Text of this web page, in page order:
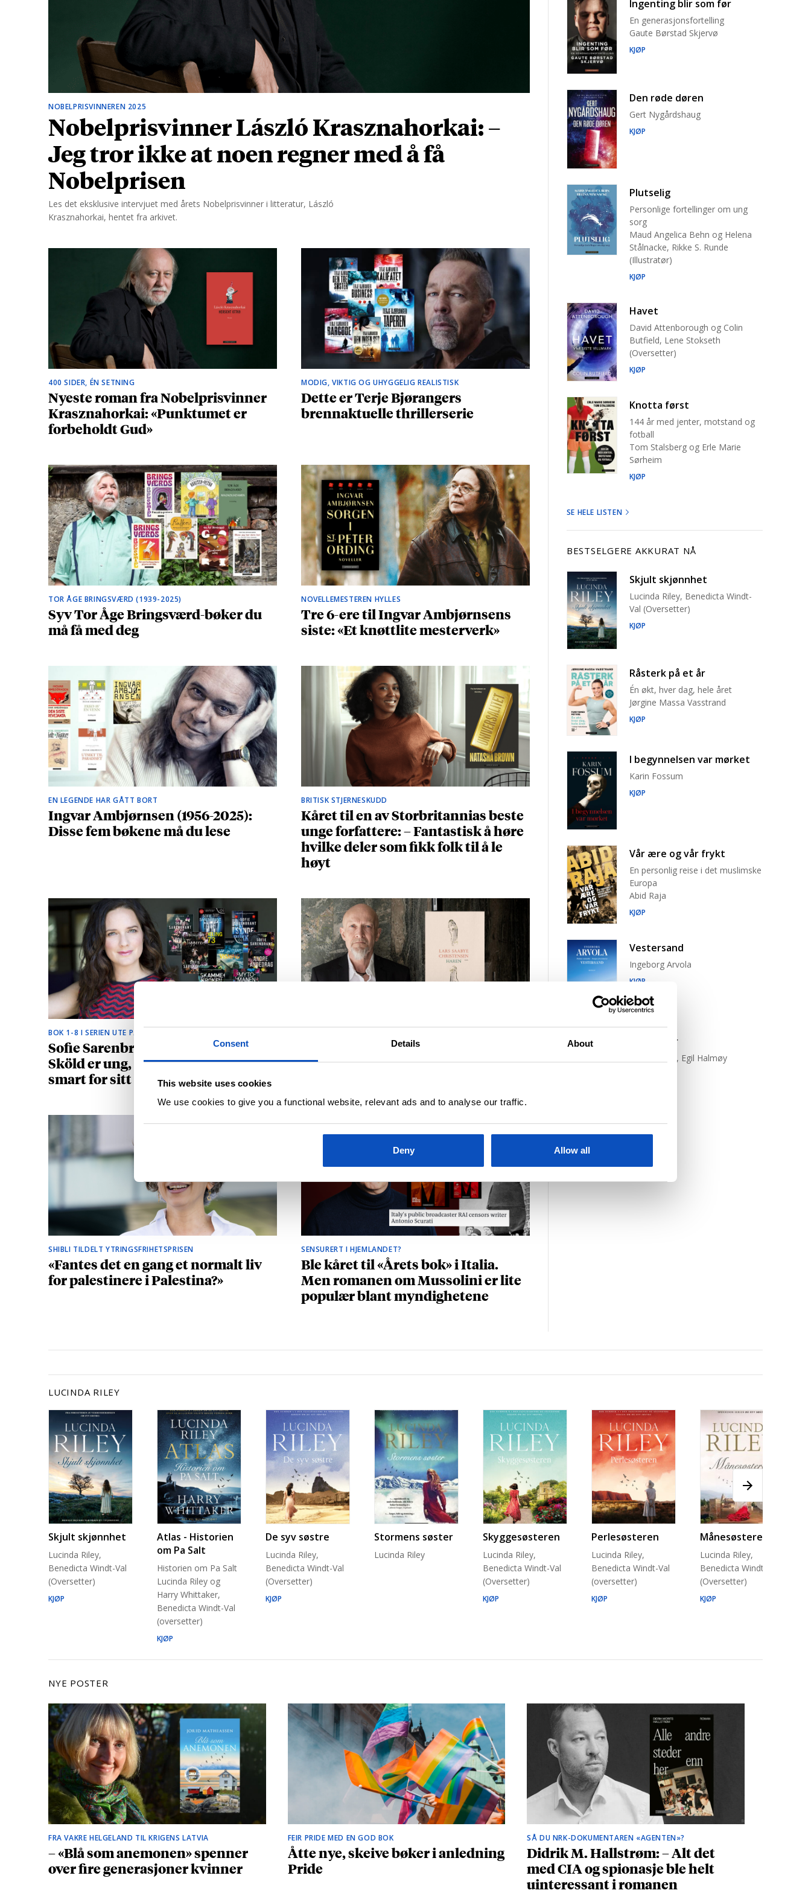
Consent Details About
This website uses cookies
We use cookies to give you a functional website, relevant ads and to analyse our traffic.
Deny Allow all
NOBELPRISVINNEREN 2025
Nobelprisvinner László Krasznahorkai: –
Jeg tror ikke at noen regner med å få
Nobelprisen
Les det eksklusive intervjuet med årets Nobelprisvinner i litteratur, László
Krasznahorkai, hentet fra arkivet.
400 SIDER, ÉN SETNING
Nyeste roman fra Nobelprisvinner
Krasznahorkai: «Punktumet er
forbeholdt Gud»
MODIG, VIKTIG OG UHYGGELIG REALISTISK
Dette er Terje Bjørangers
brennaktuelle thrillerserie
TOR ÅGE BRINGSVÆRD (1939-2025)
Syv Tor Åge Bringsværd-bøker du
må få med deg
NOVELLEMESTEREN HYLLES
Tre 6-ere til Ingvar Ambjørnsens
siste: «Et knøttlite mesterverk»
EN LEGENDE HAR GÅTT BORT
Ingvar Ambjørnsen (1956-2025):
Disse fem bøkene må du lese
BRITISK STJERNESKUDD
Kåret til en av Storbritannias beste
unge forfattere: – Fantastisk å høre
hvilke deler som fikk folk til å le
høyt
BOK 1-8 I SERIEN UTE PÅ NORSK
Sofie Sarenbrants krimhelt Emma
Sköld er ung, vakker og litt for
smart for sitt eget beste
Lars Saabye Christensens «Haren»
er full av setninger du vil spare på
SHIBLI TILDELT YTRINGSFRIHETSPRISEN
«Fantes det en gang et normalt liv
for palestinere i Palestina?»
SENSURERT I HJEMLANDET?
Ble kåret til «Årets bok» i Italia.
Men romanen om Mussolini er lite
populær blant myndighetene
Ingenting blir som før
En generasjonsfortelling
Gaute Børstad Skjervø
KJØP
Den røde døren
Gert Nygårdshaug
KJØP
Plutselig
Personlige fortellinger om ung
sorg
Maud Angelica Behn og Helena
Stålnacke, Rikke S. Runde
(Illustratør)
KJØP
Havet
David Attenborough og Colin
Butfield, Lene Stokseth
(Oversetter)
KJØP
Knotta først
144 år med jenter, motstand og
fotball
Tom Stalsberg og Erle Marie
Sørheim
KJØP
SE HELE LISTEN
BESTSELGERE AKKURAT NÅ
Skjult skjønnhet
Lucinda Riley, Benedicta Windt-
Val (Oversetter)
KJØP
Råsterk på et år
Én økt, hver dag, hele året
Jørgine Massa Vasstrand
KJØP
I begynnelsen var mørket
Karin Fossum
KJØP
Vår ære og vår frykt
En personlig reise i det muslimske
Europa
Abid Raja
KJØP
Vestersand
Ingeborg Arvola
KJØP
Trist tiger
Neige Sinno, Egil Halmøy
SE HELE LISTEN
LUCINDA RILEY
Skjult skjønnhet
Lucinda Riley,
Benedicta Windt-Val
(Oversetter)
KJØP
Atlas - Historien
om Pa Salt
Historien om Pa Salt
Lucinda Riley og
Harry Whittaker,
Benedicta Windt-Val
(oversetter)
KJØP
De syv søstre
Lucinda Riley,
Benedicta Windt-Val
(Oversetter)
KJØP
Stormens søster
Lucinda Riley
Skyggesøsteren
Lucinda Riley,
Benedicta Windt-Val
(Oversetter)
KJØP
Perlesøsteren
Lucinda Riley,
Benedicta Windt-Val
(oversetter)
KJØP
Månesøsteren
Lucinda Riley,
Benedicta Windt-Val
(Oversetter)
KJØP
NYE POSTER
FRA VAKRE HELGELAND TIL KRIGENS LATVIA
– «Blå som anemonen» spenner
over fire generasjoner kvinner
FEIR PRIDE MED EN GOD BOK
Åtte nye, skeive bøker i anledning
Pride
SÅ DU NRK-DOKUMENTAREN «AGENTEN»?
Didrik M. Hallstrøm: – Alt det
med CIA og spionasje ble helt
uinteressant i romanen